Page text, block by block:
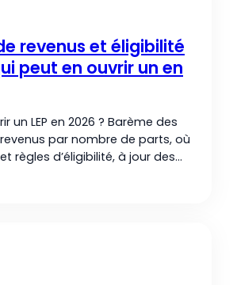
revenus et éligibilité
peut en ouvrir un en
un LEP en 2026 ? Barème des
par nombre de parts, où
et règles d’éligibilité, à jour des